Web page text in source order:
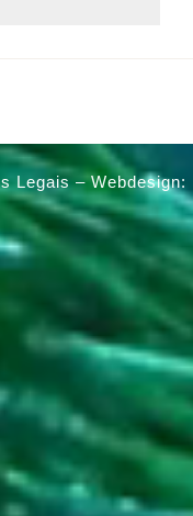
Legais –Webdesign: